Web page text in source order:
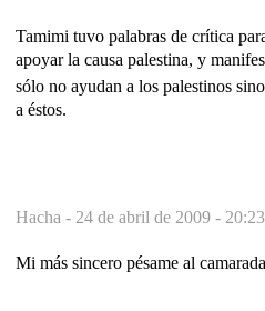
Tamimi tuvo palabras de crítica
apoyar la causa palestina, y
sólo no ayudan a los palestinos
a éstos.
Hacha - 24 de abril de 2009 - 20:23
Mi más sincero pésame al